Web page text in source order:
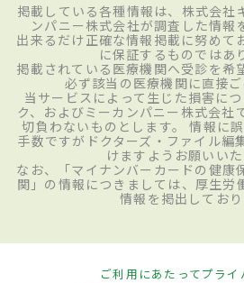
掲載している各種情報は、株式会社
ンパニー株式会社が調査した情報
出来るだけ正確な情報掲載に努めて
に保証するものではあ
掲載されている医療機関へ受診を希
必ず該当の医療機関に直接ご
当サービスによって生じた損害に
ク、およびミーカンパニー株式会社
切負わないものとします。 情報に
手数ですがドクターズ・ファイル編
けますようお願いいた
なお、「マイナンバーカードの健康
関」の情報につきましては、厚生労
情報を掲出しており
ご利用にあたってプライ